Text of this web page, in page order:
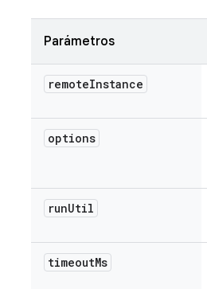
Parámetros
remoteInstance
options
runUtil
timeoutMs